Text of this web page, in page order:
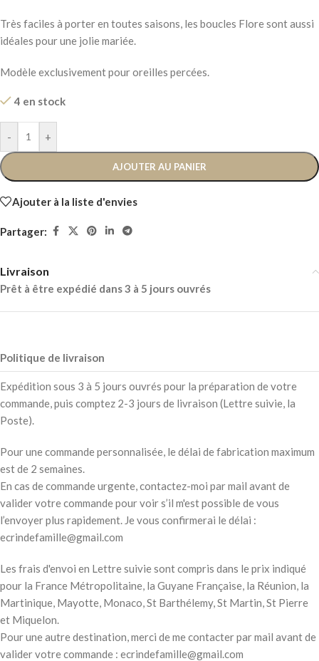
Très faciles à porter en toutes saisons, les boucles Flore sont aussi
idéales pour une jolie mariée.
Modèle exclusivement pour oreilles percées.
4 en stock
- +
AJOUTER AU PANIER
Ajouter à la liste d'envies
Partager:
Livraison
Prêt à être expédié dans 3 à 5 jours ouvrés
Politique de livraison
Expédition sous 3 à 5 jours ouvrés pour la préparation de votre
commande, puis comptez 2-3 jours de livraison (Lettre suivie, la
Poste).
Pour une commande personnalisée, le délai de fabrication maximum
est de 2 semaines.
En cas de commande urgente, contactez-moi par mail avant de
valider votre commande pour voir s’il m'est possible de vous
l’envoyer plus rapidement. Je vous confirmerai le délai :
ecrindefamille@gmail.com
Les frais d'envoi en Lettre suivie sont compris dans le prix indiqué
pour la France Métropolitaine, la Guyane Française, la Réunion, la
Martinique, Mayotte, Monaco, St Barthélemy, St Martin, St Pierre
et Miquelon.
Pour une autre destination, merci de me contacter par mail avant de
valider votre commande : ecrindefamille@gmail.com